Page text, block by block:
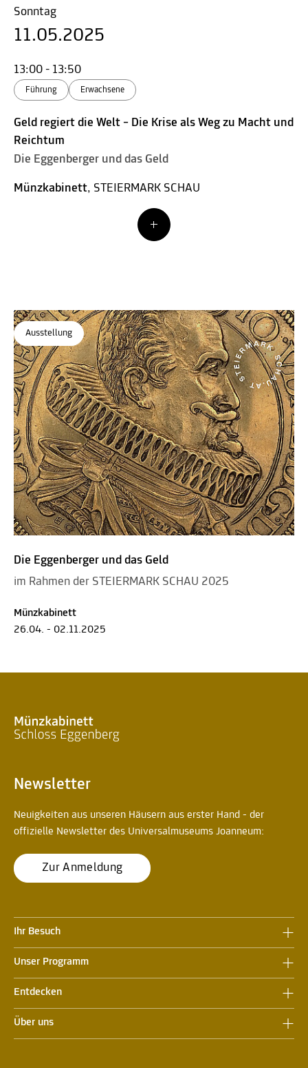
Sonntag
11.05.2025
13:00 - 13:50
Führung Erwachsene
Geld regiert die Welt – Die Krise als Weg zu Macht und
Reichtum
Die Eggenberger und das Geld
Münzkabinett, STEIERMARK SCHAU
Ausstellung
Die Eggenberger und das Geld
im Rahmen der STEIERMARK SCHAU 2025
Münzkabinett
26.04. - 02.11.2025
Newsletter
Neuigkeiten aus unseren Häusern aus erster Hand - der
offizielle Newsletter des Universalmuseums Joanneum:
Zur Anmeldung
Ihr Besuch
Unser Programm
Entdecken
Über uns